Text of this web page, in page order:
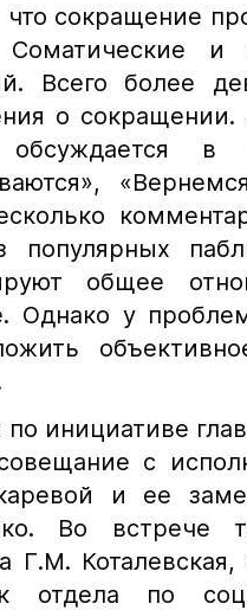
сокращение
и
Всего более
о
обсуждается
популярных
общее
Однако у
по инициативе
с
и ее
Во встрече
Г.М.
отдела по